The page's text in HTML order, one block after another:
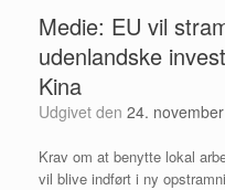
Medie: EU vil
udenlandske
Kina
Udgivet den 24.
Krav om at benytte lokal
vil blive indført i ny